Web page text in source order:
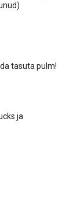
tasuta pulm!
ja